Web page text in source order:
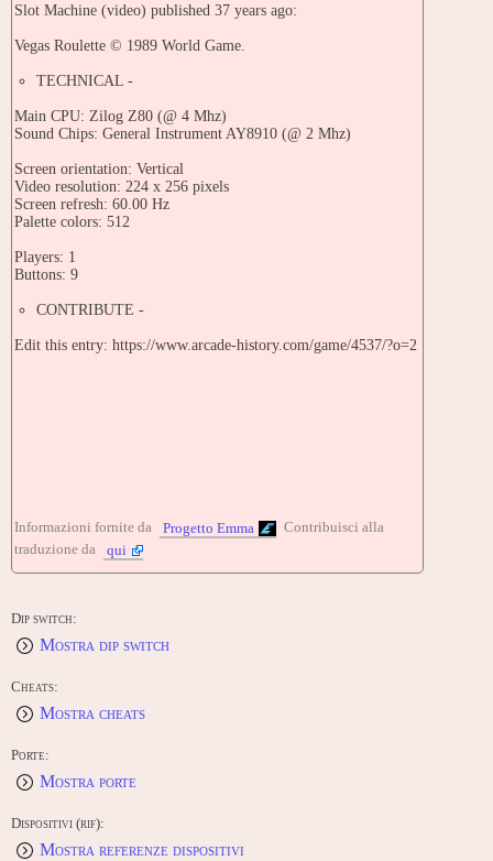
Slot Machine (video) published 37 years ago:
Vegas Roulette © 1989 World Game.
TECHNICAL -
Main CPU: Zilog Z80 (@ 4 Mhz)
Sound Chips: General Instrument AY8910 (@ 2 Mhz)
Screen orientation: Vertical
Video resolution: 224 x 256 pixels
Screen refresh: 60.00 Hz
Palette colors: 512
Players: 1
Buttons: 9
CONTRIBUTE -
Edit this entry: https://www.arcade-history.com/game/4537/?o=2
Informazioni fornite da Progetto Emma
Contribuisci alla
traduzione da
qui
Dip switch:
Mostra dip switch
Cheats:
Mostra cheats
Porte:
Mostra porte
Dispositivi (rif):
Mostra referenze dispositivi